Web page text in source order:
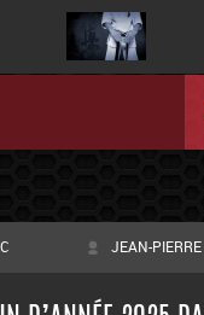
JEAN-